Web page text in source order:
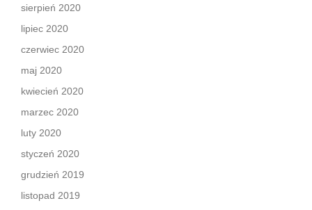
sierpień 2020
lipiec 2020
czerwiec 2020
maj 2020
kwiecień 2020
marzec 2020
luty 2020
styczeń 2020
grudzień 2019
listopad 2019